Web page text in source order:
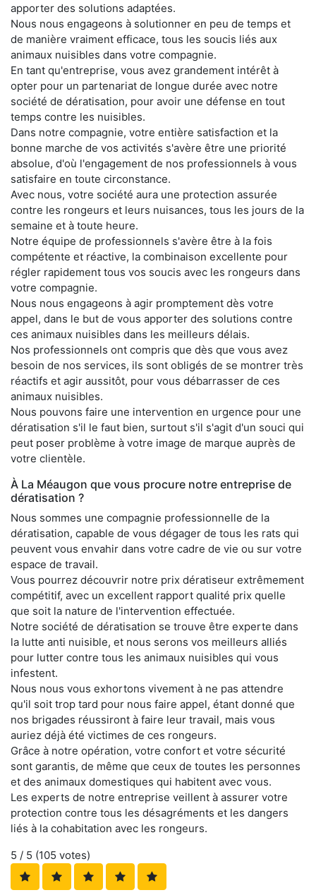
apporter des solutions adaptées.
Nous nous engageons à solutionner en peu de temps et
de manière vraiment efficace, tous les soucis liés aux
animaux nuisibles dans votre compagnie.
En tant qu'entreprise, vous avez grandement intérêt à
opter pour un partenariat de longue durée avec notre
société de dératisation, pour avoir une défense en tout
temps contre les nuisibles.
Dans notre compagnie, votre entière satisfaction et la
bonne marche de vos activités s'avère être une priorité
absolue, d'où l'engagement de nos professionnels à vous
satisfaire en toute circonstance.
Avec nous, votre société aura une protection assurée
contre les rongeurs et leurs nuisances, tous les jours de la
semaine et à toute heure.
Notre équipe de professionnels s'avère être à la fois
compétente et réactive, la combinaison excellente pour
régler rapidement tous vos soucis avec les rongeurs dans
votre compagnie.
Nous nous engageons à agir promptement dès votre
appel, dans le but de vous apporter des solutions contre
ces animaux nuisibles dans les meilleurs délais.
Nos professionnels ont compris que dès que vous avez
besoin de nos services, ils sont obligés de se montrer très
réactifs et agir aussitôt, pour vous débarrasser de ces
animaux nuisibles.
Nous pouvons faire une intervention en urgence pour une
dératisation s'il le faut bien, surtout s'il s'agit d'un souci qui
peut poser problème à votre image de marque auprès de
votre clientèle.
À La Méaugon que vous procure notre entreprise de
dératisation ?
Nous sommes une compagnie professionnelle de la
dératisation, capable de vous dégager de tous les rats qui
peuvent vous envahir dans votre cadre de vie ou sur votre
espace de travail.
Vous pourrez découvrir notre prix dératiseur extrêmement
compétitif, avec un excellent rapport qualité prix quelle
que soit la nature de l'intervention effectuée.
Notre société de dératisation se trouve être experte dans
la lutte anti nuisible, et nous serons vos meilleurs alliés
pour lutter contre tous les animaux nuisibles qui vous
infestent.
Nous nous vous exhortons vivement à ne pas attendre
qu'il soit trop tard pour nous faire appel, étant donné que
nos brigades réussiront à faire leur travail, mais vous
auriez déjà été victimes de ces rongeurs.
Grâce à notre opération, votre confort et votre sécurité
sont garantis, de même que ceux de toutes les personnes
et des animaux domestiques qui habitent avec vous.
Les experts de notre entreprise veillent à assurer votre
protection contre tous les désagréments et les dangers
liés à la cohabitation avec les rongeurs.
5 / 5 (105 votes)